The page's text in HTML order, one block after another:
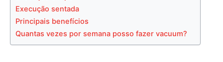
Execução sentada
Principais benefícios
Quantas vezes por semana posso fazer vacuum?